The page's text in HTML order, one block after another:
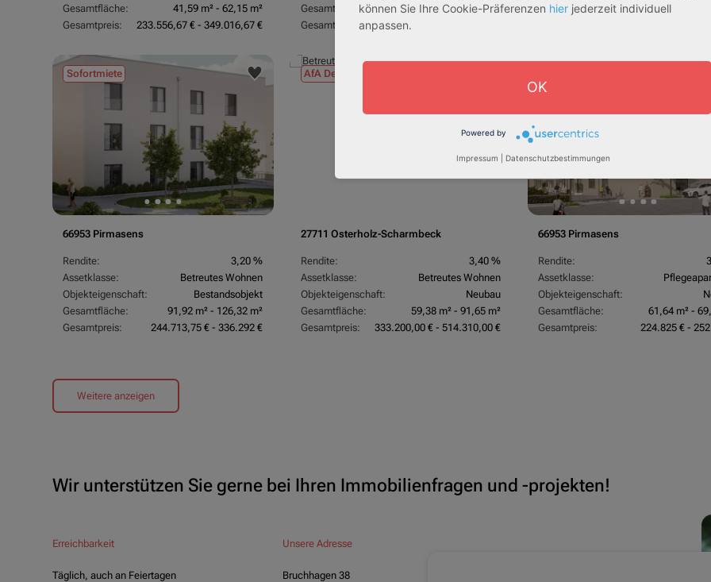
Gesamtfläche:
41,59 m² - 62,15 m²
Gesamtpreis:
233.556,67 € - 349.016,67 €
Gesamtfläche:
50,95 m² - 56,21 m²
Gesamtpreis:
324.754,29 € - 358.289,14 €
Gesamtfläche:
42,91 m² -
Sofortmiete
66953 Pirmasens
Rendite:
3,20 %
Assetklasse:
Betreutes Wohnen
Objekteigenschaft:
Bestandsobjekt
Gesamtfläche:
91,92 m² - 126,32 m²
Gesamtpreis:
244.713,75 € - 336.292 €
AfA Degressive 5,00 %
27711 Osterholz-Scharmbeck
Rendite:
3,40 %
Assetklasse:
Betreutes Wohnen
Objekteigenschaft:
Neubau
Gesamtfläche:
59,38 m² - 91,65 m²
Gesamtpreis:
333.200,00 € - 514.310,00 €
66953 Pirmasens
Rendite:
Assetklasse:
Objekteigenschaft:
Gesamtfläche:
61,64 m² -
Gesamtpreis:
224.825 € -
Weitere anzeigen
Wir unterstützen Sie gerne bei Ihren Immobilienfragen und -projekten!
Erreichbarkeit
Täglich, auch an Feiertagen
Unsere Adresse
Bruchhagen 38
können Sie Ihre Cookie-Präferenzen hier jederzeit individuell
anpassen.
OK
Powered by
Impressum Datenschutzbestimmungen